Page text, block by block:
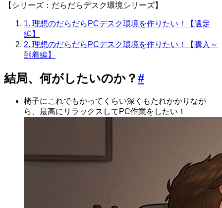
【シリーズ：だらだらデスク環境シリーズ】
1. 理想のだらだらPCデスク環境を作りたい！【選定
編】
2. 理想のだらだらPCデスク環境を作りたい！【購入～
到着編】
結局、何がしたいのか？#
椅子にこれでもかってくらい深くもたれかかりなが
ら、最高にリラックスしてPC作業をしたい！